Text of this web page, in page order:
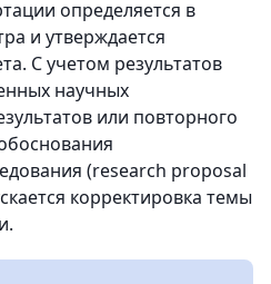
определяется в
и утверждается
С учетом результатов
научных
или повторного
(research proposal
корректировка темы